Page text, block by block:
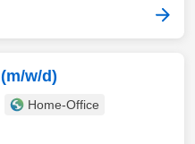
w/d)
Home-Office